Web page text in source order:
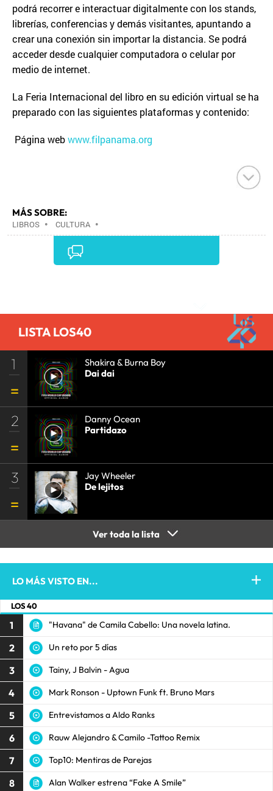
podrá recorrer e interactuar digitalmente con los stands,
librerías, conferencias y demás visitantes, apuntando a
crear una conexión sin importar la distancia. Se podrá
acceder desde cualquier computadora o celular por
medio de internet.
La Feria Internacional del libro en su edición virtual se ha
preparado con las siguientes plataformas y contenido:
Página webwww.filpanama.org
MÁS SOBRE:
LIBROS • CULTURA •
LISTA LOS40
1
Shakira & Burna Boy
Dai dai
2
Danny Ocean
Partidazo
3
Jay Wheeler
De lejitos
Ver toda la lista
LO MÁS VISTO EN...
LOS 40
1 "Havana" de Camila Cabello: Una novela latina.
2 Un reto por 5 días
3 Tainy, J Balvin - Agua
4 Mark Ronson - Uptown Funk ft. Bruno Mars
5 Entrevistamos a Aldo Ranks
6 Rauw Alejandro & Camilo -Tattoo Remix
7 Top10: Mentiras de Parejas
8 Alan Walker estrena “Fake A Smile”